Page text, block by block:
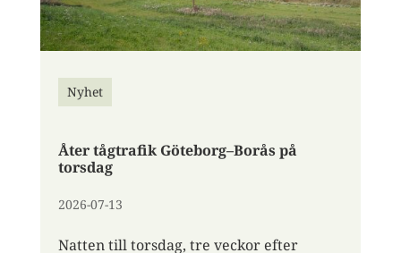
Nyhet
Åter tågtrafik Göteborg–Borås på
torsdag
2026-07-13
Natten till torsdag, tre veckor efter